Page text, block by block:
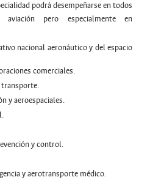
podrá desempeñarse en todos
pero especialmente en
nacional aeronáutico y del espacio
comerciales.
y aeroespaciales.
y control.
y aerotransporte médico.